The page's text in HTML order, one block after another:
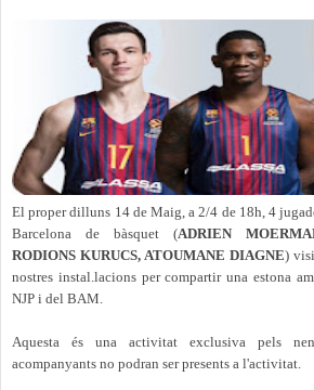
El proper dilluns 14 de Maig, a 2/4 de 18h, 4
Barcelona de bàsquet (ADRIEN
RODIONS KURUCS, ATOUMANE DIAGNE)
nostres instal.lacions per compartir una estona
NJP i del BAM.
Aquesta és una activitat exclusiva pels
acompanyants no podran ser presents a l'activitat.